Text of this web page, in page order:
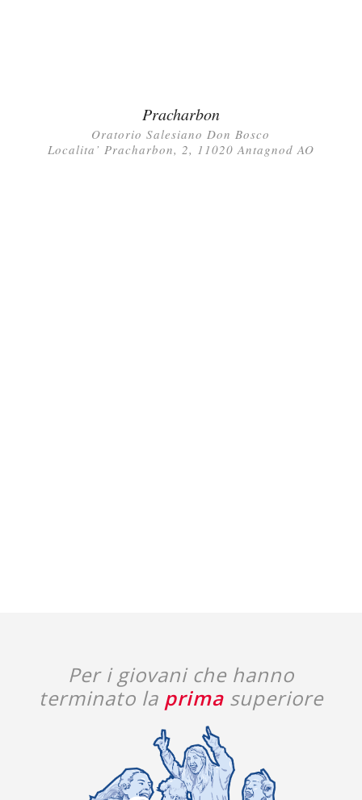
Pracharbon
Oratorio Salesiano Don Bosco
Localita’ Pracharbon, 2, 11020 Antagnod AO
Per i giovani che hanno
terminato la primasuperiore